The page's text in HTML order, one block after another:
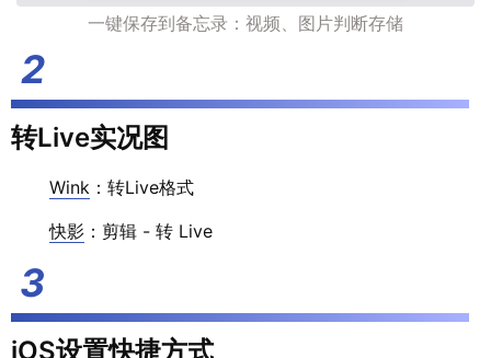
一键保存到备忘录：视频、图片判断存储
转Live实况图
Wink ：转Live格式
快影 ：剪辑 - 转 Live
iOS设置快捷方式